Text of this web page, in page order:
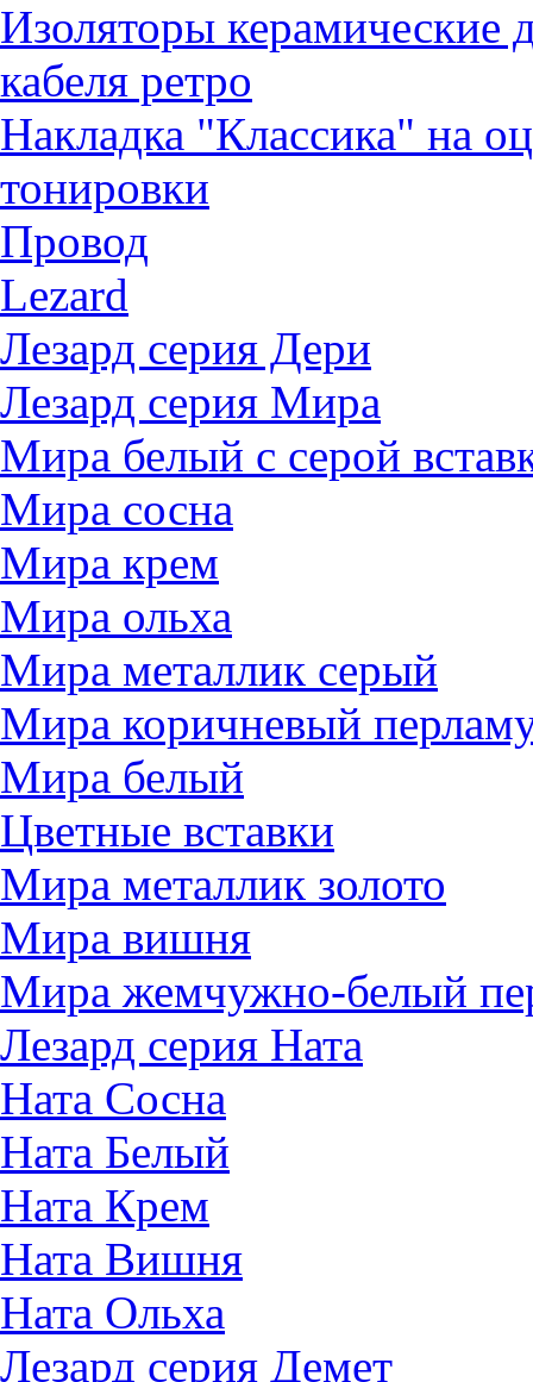
Изоляторы керамические
кабеля ретро
Накладка "Классика" на
тонировки
Провод
Lezard
Лезард серия Дери
Лезард серия Мира
Мира белый c серой
Мира сосна
Мира крем
Мира ольха
Мира металлик серый
Мира коричневый
Мира белый
Цветные вставки
Мира металлик золото
Мира вишня
Мира жемчужно-белый
Лезард серия Ната
Ната Сосна
Ната Белый
Ната Крем
Ната Вишня
Ната Ольха
Лезард серия Демет